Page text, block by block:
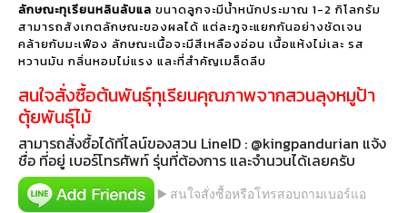
ลักษณะทุเรียนหลินลับแล ขนาดลูกจะมีน้ำหนักประมาณ 1-2 กิโลกรัม
สามารถสังเกตลักษณะของผลได้ แต่ละภูจะแยกกันอย่างชัดเจน
คล้ายกับมะเฟือง ลักษณะเนื้อจะมีสีเหลืองอ่อน เนื้อแห้งไม่เละ รส
หวานมัน กลิ่นหอมไม่แรง และที่สำคัญเมล็ดลีบ
สนใจสั่งซื้อต้นพันธุ์ทุเรียนคุณภาพจากสวนลุงหมูป้า
ตุ้ยพันธุ์ไม้
สามารถสั่งซื้อได้ที่ไลน์ของสวน LineID : @kingpandurian แจ้ง
ชื่อ ที่อยู่ เบอร์โทรศัพท์ รุ่นที่ต้องการ และจำนวนได้เลยครับ
▶️ สนใจสั่งซื้อหรือโทรสอบถามเบอร์แอ